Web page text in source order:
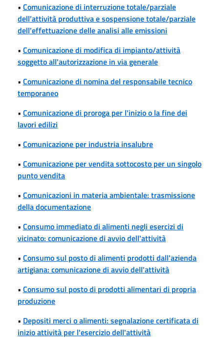
• Comunicazione di interruzione totale/parziale
dell’attività produttiva e sospensione totale/parziale
dell’effettuazione delle analisi alle emissioni
• Comunicazione di modifica di impianto/attività
soggetto all'autorizzazione in via generale
• Comunicazione di nomina del responsabile tecnico
temporaneo
• Comunicazione di proroga per l'inizio o la fine dei
lavori edilizi
• Comunicazione per industria insalubre
• Comunicazione per vendita sottocosto per un singolo
punto vendita
• Comunicazioni in materia ambientale: trasmissione
della documentazione
• Consumo immediato di alimenti negli esercizi di
vicinato: comunicazione di avvio dell'attività
• Consumo sul posto di alimenti prodotti dall'azienda
artigiana: comunicazione di avvio dell'attività
• Consumo sul posto di prodotti alimentari di propria
produzione
• Depositi merci o alimenti: segnalazione certificata di
inizio attività per l'esercizio dell'attività